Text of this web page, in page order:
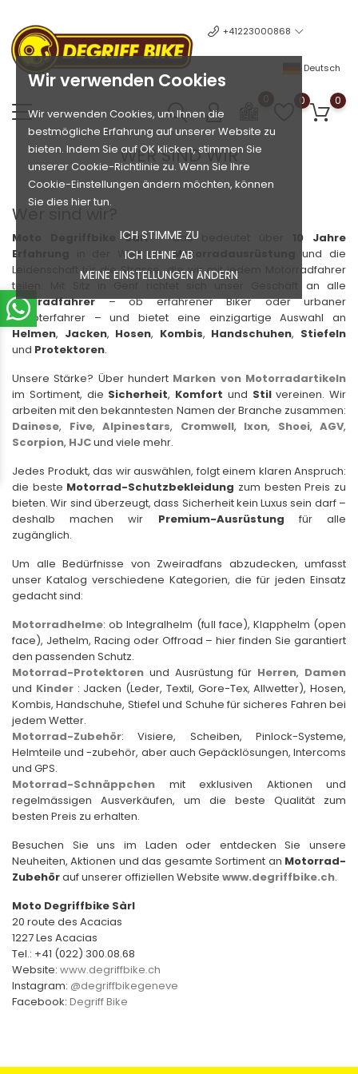
Wir verwenden Cookies
Wir verwenden Cookies, um Ihnen die
bestmögliche Erfahrung auf unserer Website zu
bieten. Indem Sie auf OK klicken, stimmen Sie
unserer Cookie-Richtlinie zu. Wenn Sie Ihre
Cookie-Einstellungen ändern möchten, können
Sie dies hier tun.
ICH STIMME ZU
ICH LEHNE AB
MEINE EINSTELLUNGEN ÄNDERN
+41223000868
Deutsch
0 0
WER SIND WIR
Wer sind wir?
Moto Degriffbike Sàrl– das bedeutet über
10 Jahre
Erfahrung
in der Welt derMotorradausrüstung
und die
Leidenschaft für die Strasse, die wir mit jedem Motorradfahrer
teilen. Mit Sitz in Genf richtet sich unser Geschäft an alle
Zweiradfahrer– ob erfahrener Biker oder urbaner
Scooterfahrer – und bietet eine einzigartige Auswahl an
Helmen, Jacken, Hosen, Kombis, Handschuhen, Stiefeln
und Protektoren.
Unsere Stärke? Über hundert Marken von Motorradartikeln
im Sortiment, die Sicherheit, Komfort und Stilvereinen. Wir
arbeiten mit den bekanntesten Namen der Branche zusammen:
Dainese, Five, Alpinestars, Cromwell, Ixon, Shoei, AGV,
Scorpion, HJCund viele mehr.
Jedes Produkt, das wir auswählen, folgt einem klaren Anspruch:
die beste Motorrad-Schutzbekleidung zum besten Preis zu
bieten. Wir sind überzeugt, dass Sicherheit kein Luxus sein darf –
deshalb machen wir Premium-Ausrüstung für alle
zugänglich.
Um alle Bedürfnisse von Zweiradfans abzudecken, umfasst
unser Katalog verschiedene Kategorien, die für jeden Einsatz
gedacht sind:
Motorradhelme: ob Integralhelm (full face), Klapphelm (open
face), Jethelm, Racing oder Offroad – hier finden Sie garantiert
den passenden Schutz.
Motorrad-Protektoren und Ausrüstung für Herren, Damen
und Kinder: Jacken (Leder, Textil, Gore-Tex, Allwetter), Hosen,
Kombis, Handschuhe, Stiefel und Schuhe für sicheres Fahren bei
jedem Wetter.
Motorrad-Zubehör: Visiere, Scheiben, Pinlock-Systeme,
Helmteile und -zubehör, aber auch Gepäcklösungen, Intercoms
und GPS.
Motorrad-Schnäppchen mit exklusiven Aktionen und
regelmässigen Ausverkäufen, um die beste Qualität zum
besten Preis zu erhalten.
Besuchen Sie uns im Laden oder entdecken Sie unsere
Neuheiten, Aktionen und das gesamte Sortiment an Motorrad-
Zubehörauf unserer offiziellen Website www.degriffbike.ch.
Moto Degriffbike Sàrl
20 route des Acacias
1227 Les Acacias
Tel.: +41 (022) 300.08.68
Website: www.degriffbike.ch
Instagram: @degriffbikegeneve
Facebook: Degriff Bike